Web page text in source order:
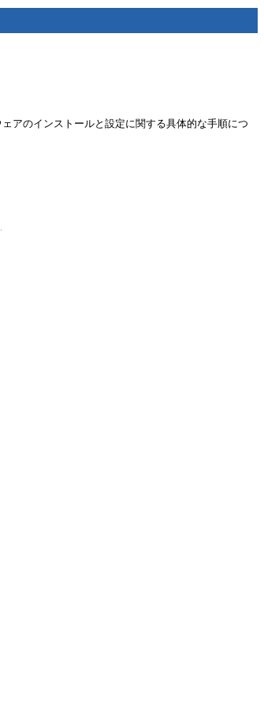
アのインストールと設定に関する具体的な手順につ